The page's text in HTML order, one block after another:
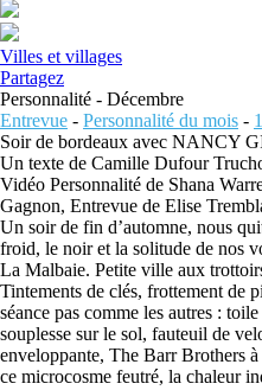
Villes et villages
Partagez
Personnalité - Décembre
Entrevue - Personnalité du mois -
Soir de bordeaux avec NANCY
Un texte de Camille Dufour
Vidéo Personnalité de Shana
Gagnon, Entrevue de Elise
Un soir de fin d’automne, nous
froid, le noir et la solitude de nos
La Malbaie. Petite ville aux
Tintements de clés, frottement de
séance pas comme les autres :
souplesse sur le sol, fauteuil de
enveloppante, The Barr Brothers
ce microcosme feutré, la chaleur